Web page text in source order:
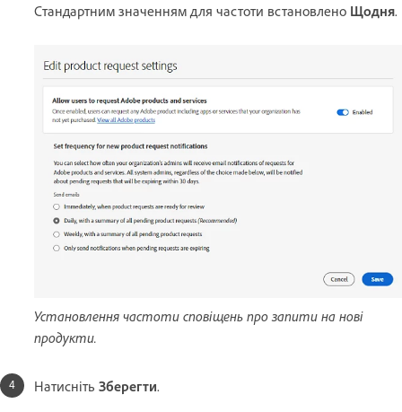
Стандартним значенням для частоти встановлено Щодня.
Установлення частоти сповіщень про запити на нові
продукти.
Натисніть Зберегти.